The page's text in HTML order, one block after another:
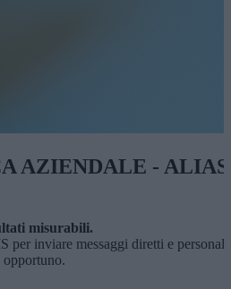
AZIENDALE - ALIAS
misurabili.
per inviare messaggi diretti e
opportuno.